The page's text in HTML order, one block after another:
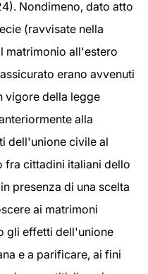
Nondimeno, dato atto
(ravvisate nella
matrimonio all'estero
erano avvenuti
vigore della legge
alla
dell'unione civile al
fra cittadini italiani dello
presenza di una scelta
ai matrimoni
gli effetti dell'unione
e a parificare, ai fini